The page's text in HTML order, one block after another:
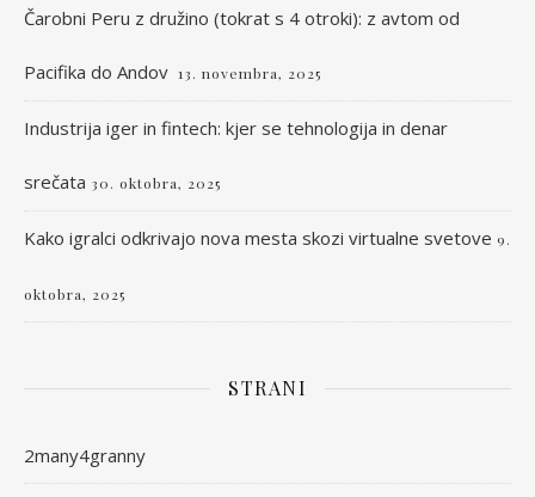
Čarobni Peru z družino (tokrat s 4 otroki): z avtom od
Pacifika do Andov 13. novembra, 2025
Industrija iger in fintech: kjer se tehnologija in denar
srečata 30. oktobra, 2025
Kako igralci odkrivajo nova mesta skozi virtualne svetove 9.
oktobra, 2025
STRANI
2many4granny